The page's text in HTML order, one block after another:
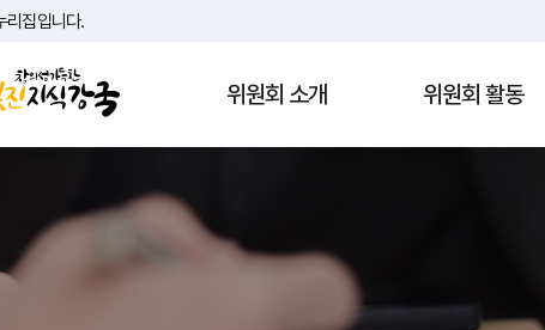
리집입니다.
위원회 소개 위원회 활동